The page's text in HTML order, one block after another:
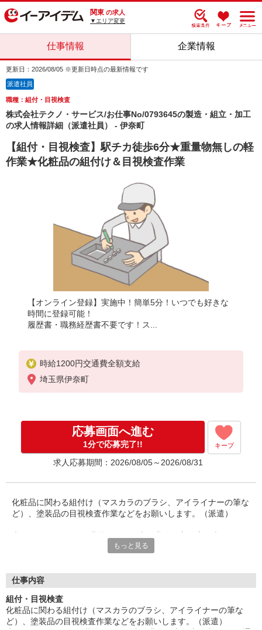
関東 の求人
▼エリア変更
仕事情報 企業情報
更新日：2026/08/05 ※更新日時点の最新情報です
派遣社員
職種：組付・目視検査
株式会社テクノ・サービス/お仕事No/0793645の製造・組立・加工
の求人情報詳細（派遣社員） - 伊奈町
【組付・目視検査】駅チカ徒歩6分★重量物無しの軽
作業★化粧品の組付け＆目視検査作業
【オンライン登録】実施中！簡単5分！いつでも好きな
時間に登録可能！
履歴書・職務経歴書不要です！ス...
時給1200円交通費全額支給
埼玉県伊奈町
応募画面へ進む
1分で応募完了!! キープ
求人応募期間：2026/08/05～2026/08/31
化粧品に関わる組付け（マスカラのブラシ、アイライナーの筆な
ど）、塗装品の目視検査作業などをお願いします。（派遣）
通勤に便利な【志久駅】から徒歩5分☆
■お友達紹介キャンペーン！デジタルギフト3000円分プレゼント
『テクノ・サービス』は、派遣業界大手スタッフサービスグルー
プです。
もっと見る
仕事内容
組付・目視検査
化粧品に関わる組付け（マスカラのブラシ、アイライナーの筆な
ど）、塗装品の目視検査作業などをお願いします。（派遣）